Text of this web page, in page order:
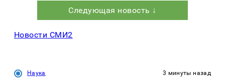
Следующая новость ↓
Новости СМИ2
Наука 3 минуты назад